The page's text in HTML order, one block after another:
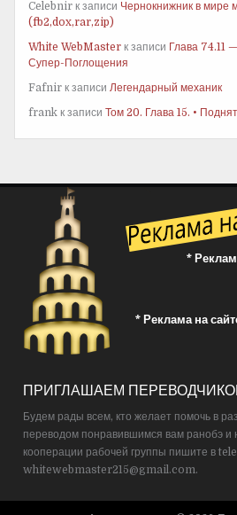
Celebnir к записи Чернокнижник в мире
(fb2,dox,rar,zip)
White WebMaster к записи Глава 74.11
Супер-Поглощения
Fafnir к записи Легендарный механик
frank к записи Том 20. Глава 15. •
*
* Реклама на
ПРИГЛАШАЕМ
Будем рады всем, кто желает помочь в
переводом понравившимся вам ранобэ и
кооперации рабочей группы пишите в
whitewebmaster215@gmail.com.